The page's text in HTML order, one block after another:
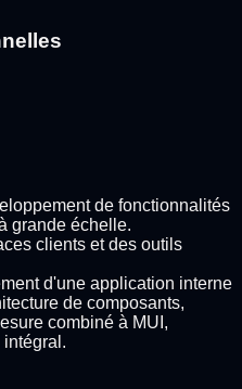
de fonctionnalités
grande échelle.
clients et des outils
d'une application interne
de composants,
combiné à MUI,